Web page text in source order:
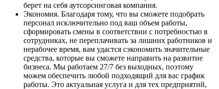
берет на себя аутсорсинговая компания.
Экономия. Благодаря тому, что вы сможете подобрать
персонал исключительно под ваш объем работы,
сформировать смены в соответствии с потребностью в
сотрудниках, не переплачивать за лишних работников и
нерабочее время, вам удастся сэкономить значительные
средства, которые вы сможете направить на развитие
бизнеса. Мы работаем 27/7 без выходных, поэтому
можем обеспечить любой подходящий для вас график
работы. Это актуальная услуга и для тех предприятий,